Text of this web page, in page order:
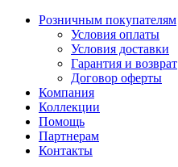
Розничным покупателям
Условия оплаты
Условия доставки
Гарантия и возврат
Договор оферты
Компания
Коллекции
Помощь
Партнерам
Контакты